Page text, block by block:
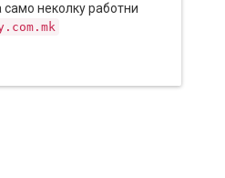
неколку работни